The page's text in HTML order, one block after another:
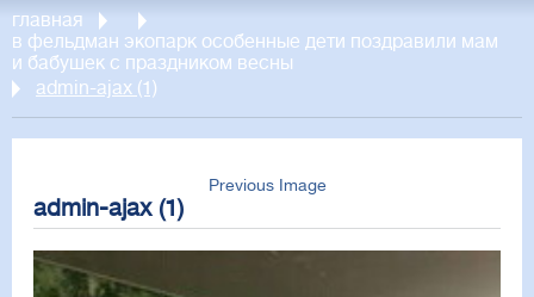
главная
в фельдман экопарк особенные дети поздравили мам
и бабушек с праздником весны
admin-ajax (1)
Previous Image
admin-ajax (1)